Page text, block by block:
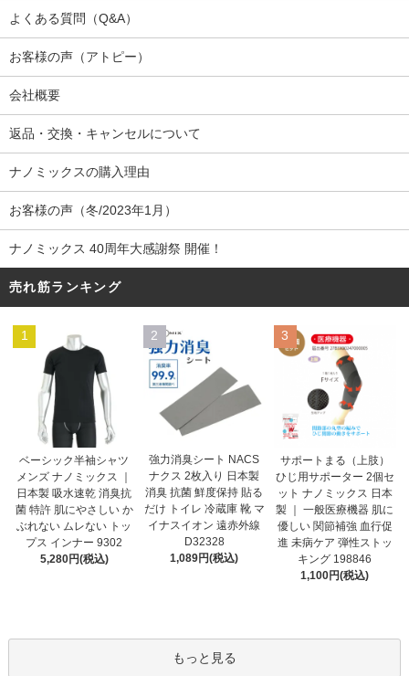
よくある質問（Q&A）
お客様の声（アトピー）
会社概要
返品・交換・キャンセルについて
ナノミックスの購入理由
お客様の声（冬/2023年1月）
ナノミックス 40周年大感謝祭 開催！
売れ筋ランキング
1
ベーシック半袖シャツ
メンズ ナノミックス ｜
日本製 吸水速乾 消臭抗
菌 特許 肌にやさしい か
ぶれない ムレない トッ
プス インナー 9302
5,280円(税込)
2
強力消臭シート NACS
ナクス 2枚入り 日本製
消臭 抗菌 鮮度保持 貼る
だけ トイレ 冷蔵庫 靴 マ
イナスイオン 遠赤外線
D32328
1,089円(税込)
3
サポートまる（上肢）
ひじ用サポーター 2個セ
ット ナノミックス 日本
製 ｜ 一般医療機器 肌に
優しい 関節補強 血行促
進 未病ケア 弾性ストッ
キング 198846
1,100円(税込)
もっと見る